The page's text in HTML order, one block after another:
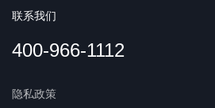
联系我们
400-966-1112
隐私政策